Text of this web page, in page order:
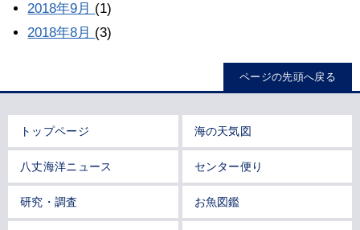
2018年9月 (1)
2018年8月 (3)
ページの先頭へ戻る
トップページ 海の天気図
八丈海洋ニュース センター便り
研究・調査 お魚図鑑